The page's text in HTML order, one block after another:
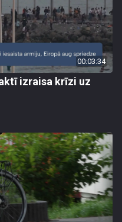
00:03:34
izraisa krīzi uz